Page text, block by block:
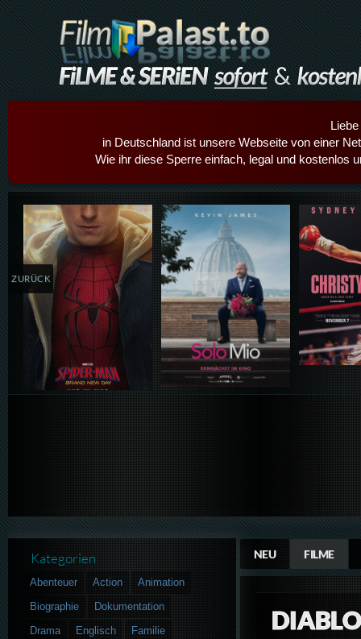
in Deutschland ist unsere Webseite von einer
Wie ihr diese Sperre einfach, legal und kostenlos
Details,Play Details,Play
ZURÜCK
NEU FILME
Kategorien
Abenteuer Action
Animation
Biographie
Dokumentation
Drama
Englisch
Familie